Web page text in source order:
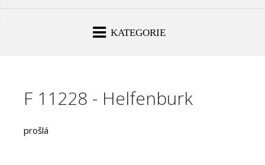
KATEGORIE
F 11228 - Helfenburk
prošlá